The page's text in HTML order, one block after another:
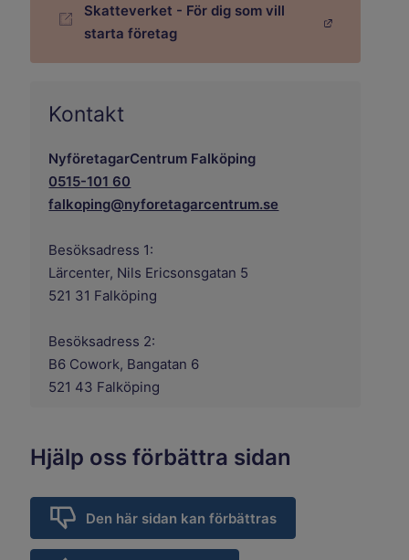
Skatteverket - För dig som vill
starta företag
Länk till annan webbplats.
Kontakt
NyföretagarCentrum Falköping
0515-101 60
falkoping@nyforetagarcentrum.se
Besöksadress 1:
Lärcenter, Nils Ericsonsgatan 5
521 31 Falköping
Besöksadress 2:
B6 Cowork, Bangatan 6
521 43 Falköping
Hjälp oss förbättra sidan
Den här sidan kan förbättras